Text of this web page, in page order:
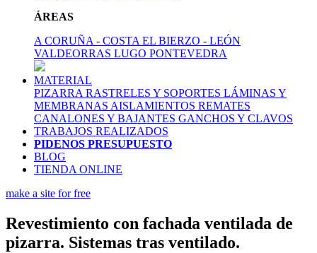
ÁREAS
A CORUÑA - COSTA EL BIERZO - LEÓN
VALDEORRAS LUGO PONTEVEDRA
MATERIAL
PIZARRA RASTRELES Y SOPORTES LÁMINAS Y
MEMBRANAS AISLAMIENTOS REMATES
CANALONES Y BAJANTES GANCHOS Y CLAVOS
TRABAJOS REALIZADOS
PIDENOS PRESUPUESTO
BLOG
TIENDA ONLINE
make a site for free
Revestimiento con fachada ventilada de
pizarra. Sistemas tras ventilado.